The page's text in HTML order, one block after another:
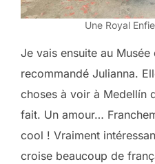
Une Royal
Je vais ensuite au Musée
recommandé Julianna.
choses à voir à Medellín
fait. Un amour…
cool ! Vraiment
croise beaucoup de